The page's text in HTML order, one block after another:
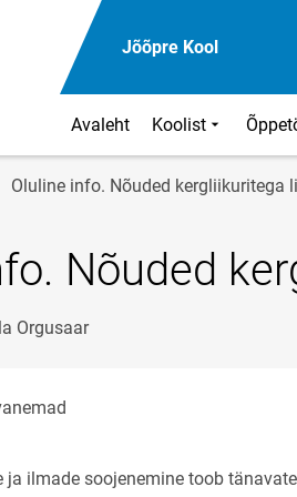
Jõõpre Kool
Avaleht Koolist
Oluline info. Nõuded kergliikuritega
Nõuded
Orgusaar
ja ilmade soojenemine toob